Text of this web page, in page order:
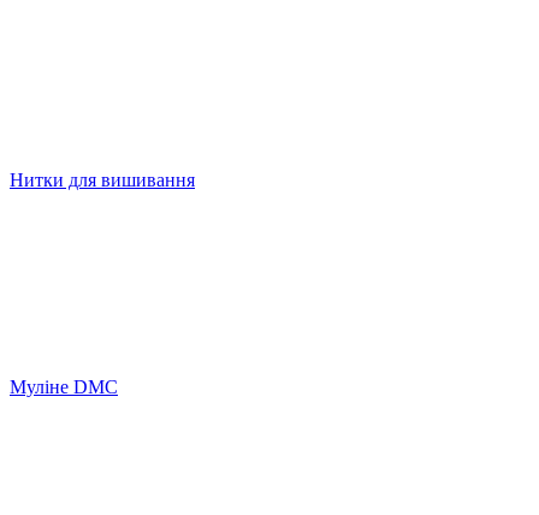
Нитки для вишивання
Муліне DMC